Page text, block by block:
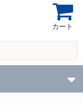
カート